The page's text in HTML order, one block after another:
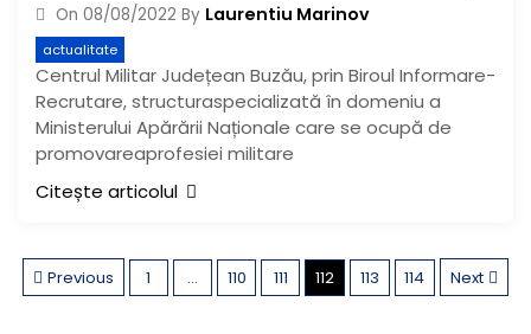
On 08/08/2022 By Laurentiu Marinov
actualitate
Centrul Militar Județean Buzău, prin Biroul Informare-
Recrutare, structuraspecializată în domeniu a
Ministerului Apărării Naționale care se ocupă de
promovareaprofesiei militare
Citește articolul
P
Previous 1 … 110 111 112 113 114 Next